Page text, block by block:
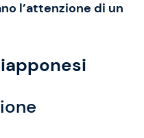
l’attenzione di un